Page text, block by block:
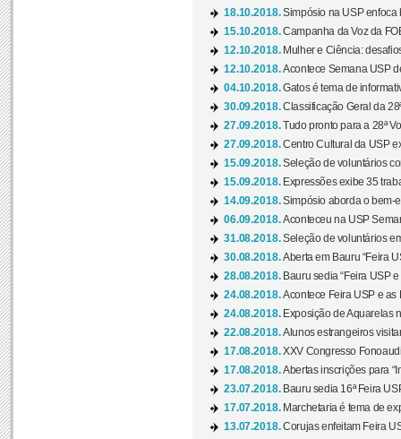
18.10.2018.Simpósio na USP enfoca
15.10.2018.Campanha da Voz da
12.10.2018. Mulher e Ciência:
12.10.2018.Acontece Semana USP
04.10.2018.Gatos é tema de
30.09.2018.Classificação Geral da
27.09.2018.Tudo pronto para a 28ª
27.09.2018.Centro Cultural da USP
15.09.2018.Seleção de voluntários
15.09.2018. Expressões exibe 35
14.09.2018.Simpósio aborda o bem-
06.09.2018.Aconteceu na USP
31.08.2018.Seleção de voluntários
30.08.2018.Aberta em Bauru “Feira
28.08.2018. Bauru sedia “Feira USP
24.08.2018.Acontece Feira USP e as
24.08.2018. Exposição de Aquarelas
22.08.2018.Alunos estrangeiros
17.08.2018.XXV Congresso
17.08.2018.Abertas inscrições para
23.07.2018. Bauru sedia 16ª Feira
17.07.2018. Marchetaria é tema de
13.07.2018.Corujas enfeitam Feira